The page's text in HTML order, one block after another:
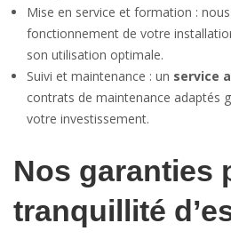
Mise en service et formation :
fonctionnement de votre
son utilisation optimale.
Suivi et maintenance : un service
contrats de maintenance adaptés
votre investissement.
Nos garanties
tranquillité